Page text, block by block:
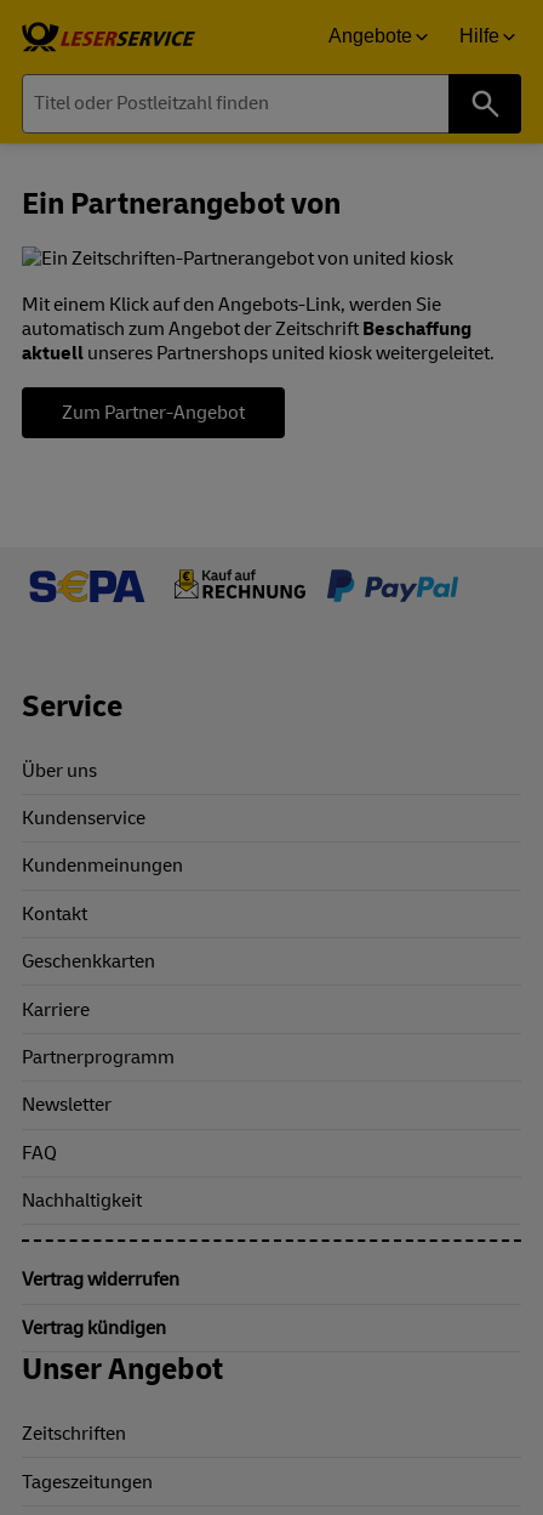
Angebote Hilfe
Ein Partnerangebot von
Mit einem Klick auf den Angebots-Link, werden Sie
automatisch zum Angebot der Zeitschrift Beschaffung
aktuell unseres Partnershops united kiosk weitergeleitet.
Zum Partner-Angebot
Footer Links
Service
Über uns
Kundenservice
Kundenmeinungen
Kontakt
Geschenkkarten
Karriere
Partnerprogramm
Newsletter
FAQ
Nachhaltigkeit
Vertrag widerrufen
Vertrag kündigen
Unser Angebot
Zeitschriften
Tageszeitungen